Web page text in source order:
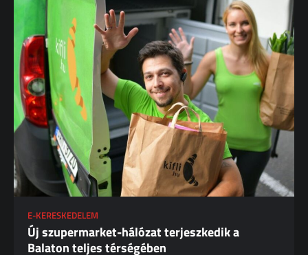
E-KERESKEDELEM
Új szupermarket-hálózat terjeszkedik a
Balaton teljes térségében